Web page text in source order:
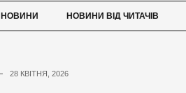
НОВИНИ НОВИНИ ВІД ЧИТАЧІВ
28 КВІТНЯ, 2026